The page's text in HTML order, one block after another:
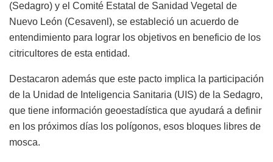
(Sedagro) y el Comité Estatal de Sanidad Vegetal de
Nuevo León (Cesavenl), se estableció un acuerdo de
entendimiento para lograr los objetivos en beneficio de los
citricultores de esta entidad.
Destacaron además que este pacto implica la participación
de la Unidad de Inteligencia Sanitaria (UIS) de la Sedagro,
que tiene información geoestadística que ayudará a definir
en los próximos días los polígonos, esos bloques libres de
mosca.